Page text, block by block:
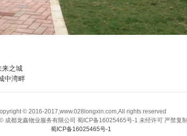
来之城
中湾畔
© 2016-2017,www.028longxin.com,All rights reserved
成都龙鑫物业服务有限公司 蜀ICP备16025465号-1 未经许可 严禁复制
蜀ICP备16025465号-1